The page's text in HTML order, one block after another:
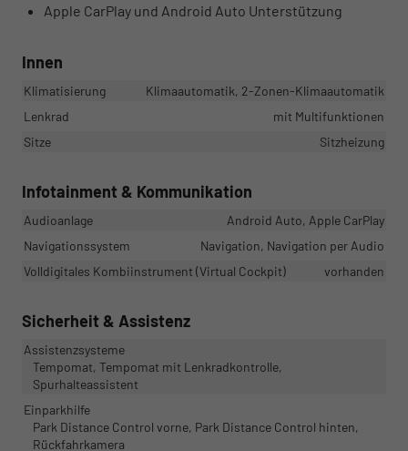
Apple CarPlay und Android Auto Unterstützung
Innen
Klimatisierung
Klimaautomatik, 2-Zonen-Klimaautomatik
Lenkrad
mit Multifunktionen
Sitze
Sitzheizung
Infotainment & Kommunikation
Audioanlage
Android Auto, Apple CarPlay
Navigationssystem
Navigation, Navigation per Audio
Volldigitales Kombiinstrument (Virtual Cockpit)
vorhanden
Sicherheit & Assistenz
Assistenzsysteme
Tempomat, Tempomat mit Lenkradkontrolle,
Spurhalteassistent
Einparkhilfe
Park Distance Control vorne, Park Distance Control hinten,
Rückfahrkamera